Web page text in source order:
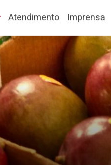
Atendimento Imprensa